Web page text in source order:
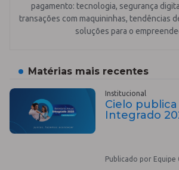
pagamento: tecnologia, segurança
transações com maquininhas, tendências
soluções para o
Matérias mais recentes
Institucional
Cielo
Integrado
Publicado por Equipe